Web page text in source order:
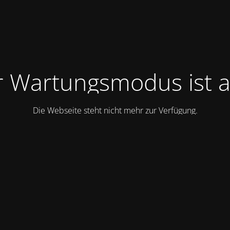
Wartungsmodus ist
Die Webseite steht nicht mehr zur Verfügung.